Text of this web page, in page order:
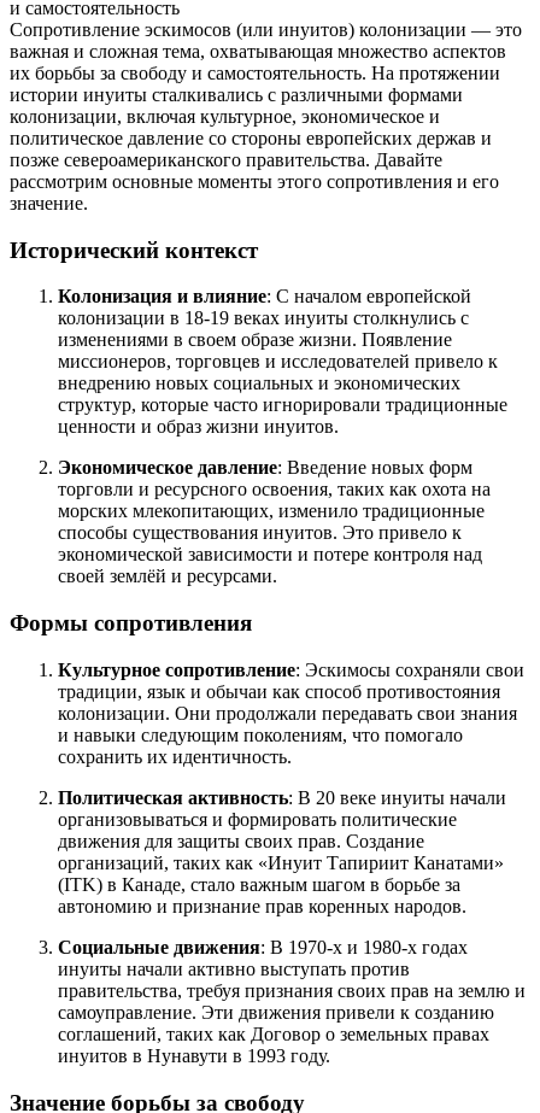
Сопротивление эскимосов (или инуитов) колонизации — это
важная и сложная тема, охватывающая множество аспектов
их борьбы за свободу и самостоятельность. На протяжении
истории инуиты сталкивались с различными формами
колонизации, включая культурное, экономическое и
политическое давление со стороны европейских держав и
позже североамериканского правительства. Давайте
рассмотрим основные моменты этого сопротивления и его
значение.
Исторический контекст
Колонизация и влияние: С началом европейской
колонизации в 18-19 веках инуиты столкнулись с
изменениями в своем образе жизни. Появление
миссионеров, торговцев и исследователей привело к
внедрению новых социальных и экономических
структур, которые часто игнорировали традиционные
ценности и образ жизни инуитов.
Экономическое давление: Введение новых форм
торговли и ресурсного освоения, таких как охота на
морских млекопитающих, изменило традиционные
способы существования инуитов. Это привело к
экономической зависимости и потере контроля над
своей землёй и ресурсами.
Формы сопротивления
Культурное сопротивление: Эскимосы сохраняли свои
традиции, язык и обычаи как способ противостояния
колонизации. Они продолжали передавать свои знания
и навыки следующим поколениям, что помогало
сохранить их идентичность.
Политическая активность: В 20 веке инуиты начали
организовываться и формировать политические
движения для защиты своих прав. Создание
организаций, таких как «Инуит Тапириит Канатами»
(ITK) в Канаде, стало важным шагом в борьбе за
автономию и признание прав коренных народов.
Социальные движения: В 1970-х и 1980-х годах
инуиты начали активно выступать против
правительства, требуя признания своих прав на землю и
самоуправление. Эти движения привели к созданию
соглашений, таких как Договор о земельных правах
инуитов в Нунавути в 1993 году.
Значение борьбы за свободу